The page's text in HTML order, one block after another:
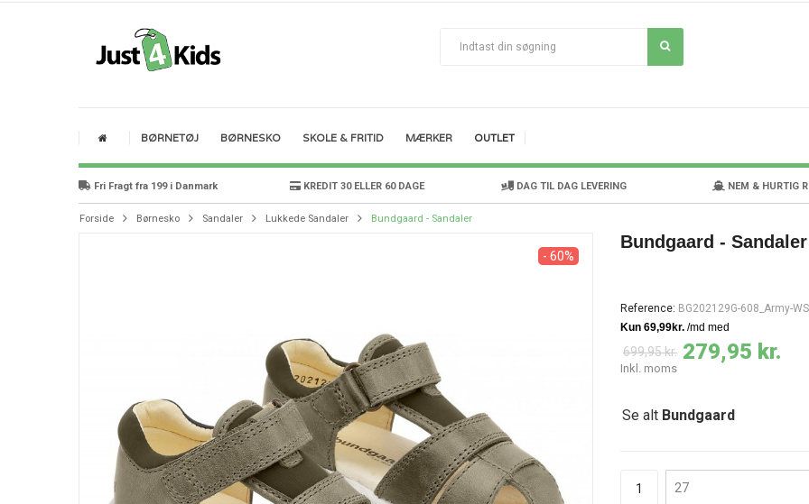
BØRNETØJ BØRNESKO SKOLE & FRITID MÆRKER OUTLET
Fri Fragt fra 199 i Danmark KREDIT 30 ELLER 60 DAGE DAG TIL DAG LEVERING NEM & HURTIG
Forside Børnesko Sandaler Lukkede Sandaler Bundgaard - Sandaler
- 60%
Bundgaard - Sandaler
Reference: BG202129G-608_Army-WS
699,95 kr. 279,95 kr.
Inkl. moms
Se alt Bundgaard